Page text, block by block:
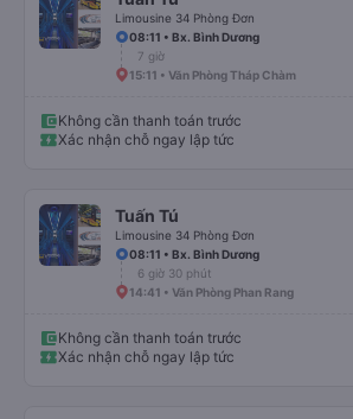
Limousine 34 Phòng Đơn
08:11 • Bx. Bình Dương
7 giờ
15:11 • Văn Phòng Tháp Chàm
Không cần thanh toán trước
Xác nhận chỗ ngay lập tức
Tuấn Tú
Limousine 34 Phòng Đơn
08:11 • Bx. Bình Dương
6 giờ 30 phút
14:41 • Văn Phòng Phan Rang
Không cần thanh toán trước
Xác nhận chỗ ngay lập tức